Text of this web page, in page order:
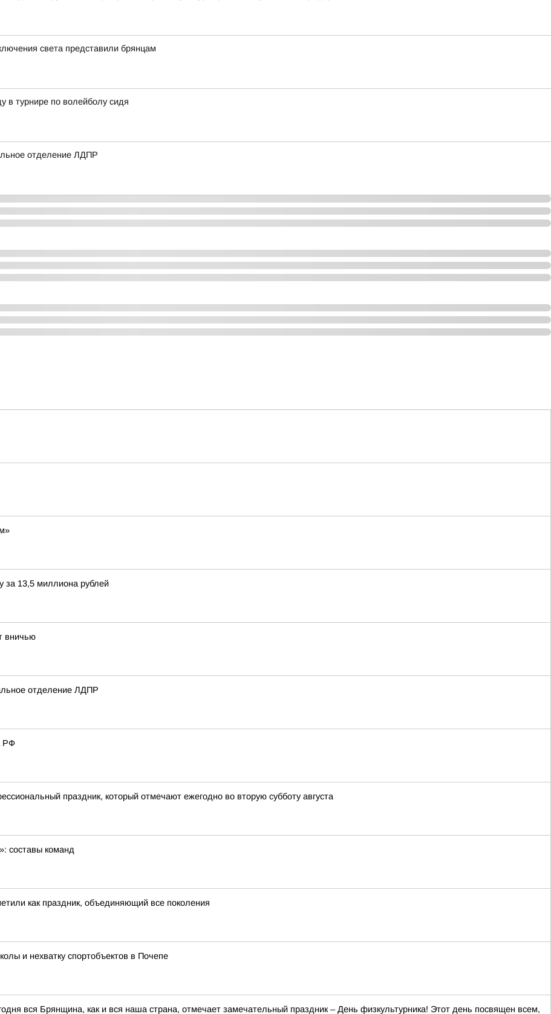
света представили брянцам
в турнире по волейболу сидя
отделение ЛДПР
за 13,5 миллиона рублей
вничью
отделение ЛДПР
РФ
праздник, который отмечают ежегодно во вторую субботу августа
составы команд
как праздник, объединяющий все поколения
и нехватку спортобъектов в Почепе
вся Брянщина, как и вся наша страна, отмечает замечательный праздник – День физкультурника! Этот день посвящен всем,